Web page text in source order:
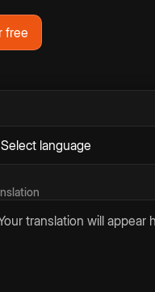
free
translation will appear